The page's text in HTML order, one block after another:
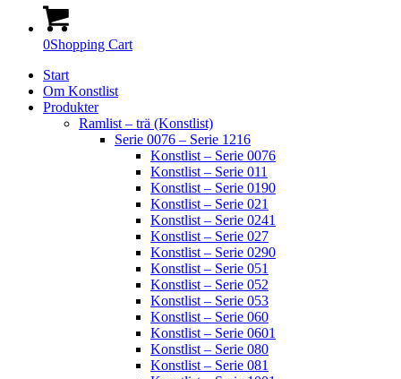
0Shopping Cart
Start
Om Konstlist
Produkter
Ramlist – trä (Konstlist)
Serie 0076 – Serie 1216
Konstlist – Serie 0076
Konstlist – Serie 011
Konstlist – Serie 0190
Konstlist – Serie 021
Konstlist – Serie 0241
Konstlist – Serie 027
Konstlist – Serie 0290
Konstlist – Serie 051
Konstlist – Serie 052
Konstlist – Serie 053
Konstlist – Serie 060
Konstlist – Serie 0601
Konstlist – Serie 080
Konstlist – Serie 081